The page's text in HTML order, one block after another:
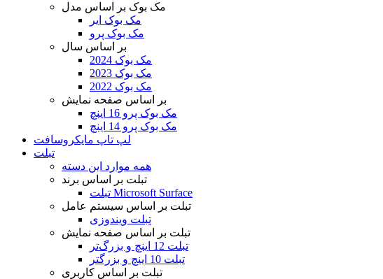
مک بوک بر اساس مدل
مک بوک ایر
مک بوک پرو
بر اساس سال
مک بوک 2024
مک بوک 2023
مک بوک 2022
بر اساس صفحه نمایش
مک بوک پرو 16 اینچ
مک بوک پرو 14 اینچ
لپ تاپ مایکروسافت
تبلت
همه موارد این دسته
تبلت بر اساس برند
تبلت Microsoft Surface
تبلت بر اساس سیستم عامل
تبلت ویندوزی
تبلت بر اساس صفحه نمایش
تبلت 12 اینچ و بزرگ‌تر
تبلت 10 اینچ و بزرگتر
تبلت بر اساس کاربری